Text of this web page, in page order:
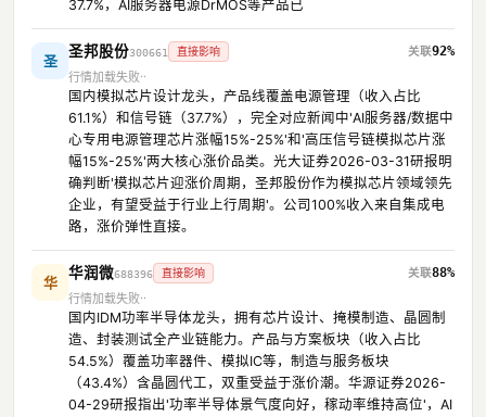
37.7%，AI服务器电源DrMOS等产品已
圣
圣邦股份300661 直接影响
92%
行情加载失败
国内模拟芯片设计龙头，产品线覆盖电源管理（收入占比
61.1%）和信号链（37.7%），完全对应新闻中'AI服务器/数据中
心专用电源管理芯片涨幅15%-25%'和'高压信号链模拟芯片涨
幅15%-25%'两大核心涨价品类。光大证券2026-03-31研报明
确判断'模拟芯片迎涨价周期，圣邦股份作为模拟芯片领域领先
企业，有望受益于行业上行周期'。公司100%收入来自集成电
路，涨价弹性直接。
华
华润微688396 直接影响
88%
行情加载失败
国内IDM功率半导体龙头，拥有芯片设计、掩模制造、晶圆制
造、封装测试全产业链能力。产品与方案板块（收入占比
54.5%）覆盖功率器件、模拟IC等，制造与服务板块
（43.4%）含晶圆代工，双重受益于涨价潮。华源证券2026-
04-29研报指出'功率半导体景气度向好，稼动率维持高位'，AI